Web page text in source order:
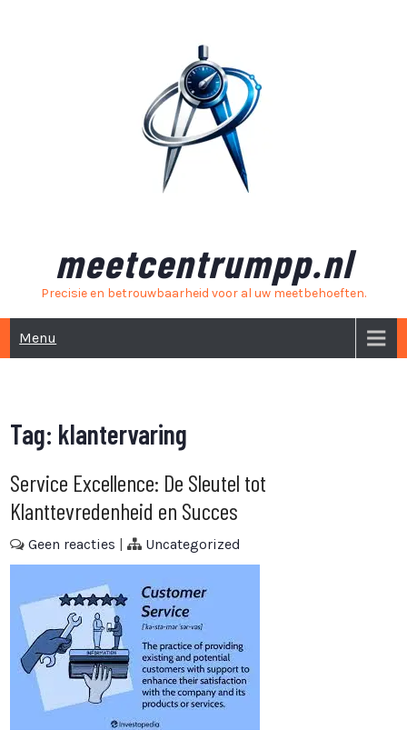
meetcentrumpp.nl
Precisie en betrouwbaarheid voor al uw meetbehoeften.
Menu
Tag: klantervaring
Service Excellence: De Sleutel tot
Klanttevredenheid en Succes
Geen reacties | Uncategorized